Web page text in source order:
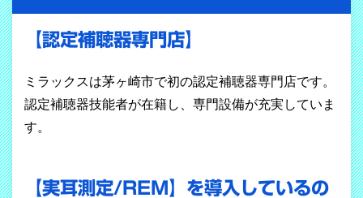
【認定補聴器専門店】
ミラックスは茅ヶ崎市で初の認定補聴器専門店です。
認定補聴器技能者が在籍し、専門設備が充実していま
す。
【実耳測定/REM】を導入しているの